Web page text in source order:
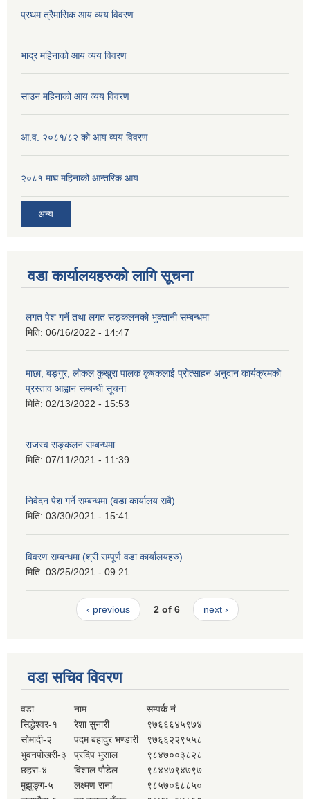
प्रथम त्रैमासिक आय व्यय विवरण
भाद्र महिनाको आय व्यय विवरण
साउन महिनाको आय व्यय विवरण
आ.व. २०८१/८२ को आय व्यय विवरण
२०८१ माघ महिनाको आन्तरिक आय
अन्य
वडा कार्यालयहरुको लागि सूचना
लगत पेश गर्ने तथा लगत सङ्कलनको भुक्तानी सम्बन्धमा
मिति: 06/16/2022 - 14:47
माछा, बङ्गुर, लोकल कुखुरा पालक कृषकलाई प्रोत्साहन अनुदान कार्यक्रमको
प्रस्ताव आह्वान सम्बन्धी सूचना
मिति: 02/13/2022 - 15:53
राजस्व सङ्कलन सम्बन्धमा
मिति: 07/11/2021 - 11:39
निवेदन पेश गर्ने सम्बन्धमा (वडा कार्यालय सबै)
मिति: 03/30/2021 - 15:41
विवरण सम्बन्धमा (श्री सम्पूर्ण वडा कार्यालयहरु)
मिति: 03/25/2021 - 09:21
‹ previous 2 of 6 next ›
वडा सचिव विवरण
वडा नाम
सम्पर्क नं.
सिद्धेश्वर-१
रेशा सुनारी
९७६६६४५९७४
सोमादी-२
पदम बहादुर भण्डारी
९७६६२२९५५८
भुवनपोखरी-३
प्रदिप भुसाल
९८४७००३८२८
छहरा-४
विशाल पौडेल
९८४४७९४७९७
मुझुङ्ग-५
लक्ष्मण राना
९८५७०६८८५०